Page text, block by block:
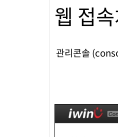
웹 접
관리콘솔